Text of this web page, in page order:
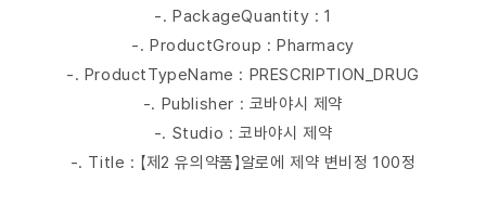
-. PackageQuantity : 1
-. ProductGroup : Pharmacy
-. ProductTypeName : PRESCRIPTION_DRUG
-. Publisher : 코바야시 제약
-. Studio : 코바야시 제약
-. Title : 【제2 유의약품】알로에 제약 변비정 100정